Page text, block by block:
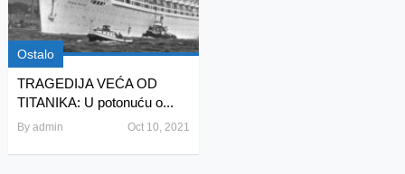
Ostalo
TRAGEDIJA VEĆA OD
TITANIKA: U potonuću o...
By admin Oct 10, 2021